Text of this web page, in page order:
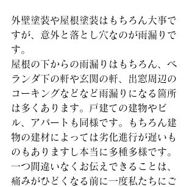
外壁塗装や屋根塗装はもちろん大事で
すが、意外と落とし穴なのが雨漏りで
す。
屋根の下からの雨漏りはもちろん、ベ
ランダ下の軒や玄関の軒、出窓周辺の
コーキングなどなど雨漏りになる箇所
は多くあります。戸建ての建物やビ
ル、アパートも同様です。もちろん建
物の建材によっては劣化進行が遅いも
のもありますし本当に多種多様です。
一つ間違いなくお伝えできることは、
痛みがひどくなる前に一度私たちにご